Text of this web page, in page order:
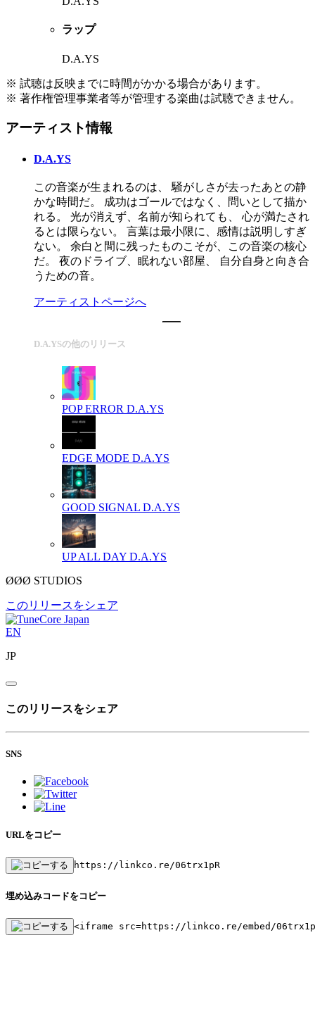
ラップ
D.A.YS
※ 試聴は反映までに時間がかかる場合があります。
※ 著作権管理事業者等が管理する楽曲は試聴できません。
アーティスト情報
D.A.YS
この音楽が生まれるのは、 騒がしさが去ったあとの静
かな時間だ。 成功はゴールではなく、問いとして描か
れる。 光が消えず、名前が知られても、 心が満たされ
るとは限らない。 言葉は最小限に、感情は説明しすぎ
ない。 余白と間に残ったものこそが、この音楽の核心
だ。 夜のドライブ、眠れない部屋、 自分自身と向き合
うための音。
アーティストページへ
D.A.YSの他のリリース
POP ERROR D.A.YS
EDGE MODE D.A.YS
GOOD SIGNAL D.A.YS
UP ALL DAY D.A.YS
ØØØ STUDIOS
このリリースをシェア
EN
JP
このリリースをシェア
SNS
URLをコピー
https://linkco.re/06trx1pR
埋め込みコードをコピー
<iframe src=https://linkco.re/embed/